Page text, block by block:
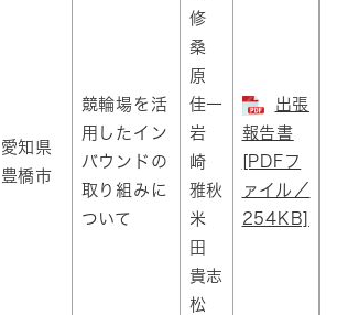
愛知県
豊橋市
競輪場を活
用したイン
バウンドの
取り組みに
ついて
修
桑
原
佳一
岩
崎
雅秋
米
田
貴志
松
出張
報告書
[PDFフ
ァイル／
254KB]